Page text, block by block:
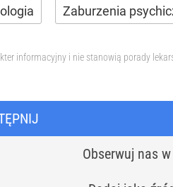
Zaburzenia
informacyjny i nie stanowią porady
Obserwuj nas w